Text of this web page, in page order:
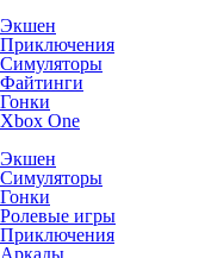
Экшен
Приключения
Симуляторы
Файтинги
Гонки
Xbox One
Экшен
Симуляторы
Гонки
Ролевые игры
Приключения
Аркады